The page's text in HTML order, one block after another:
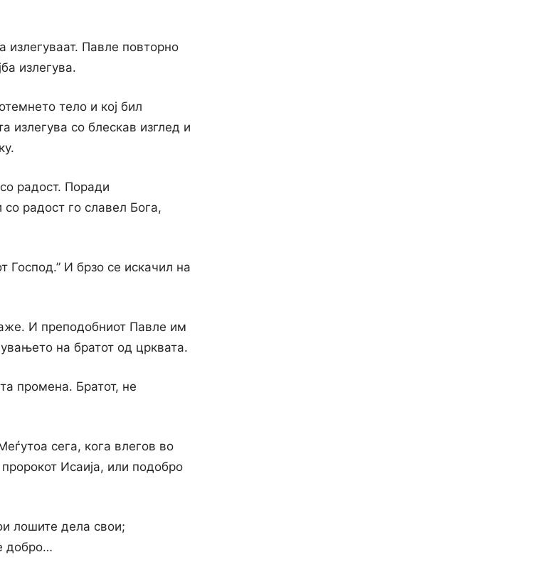
Павле повторно
излегува.
тело и кој бил
излегува co блескав изглед и
радост. Поради
радост го славел Бога,
Господ.” И брзо се искачил на
И преподобниот Павле им
на братот од црквата.
промена. Братот, не
сега, кога влегов во
Исаија, или подобро
лошите дела свои;
добро…